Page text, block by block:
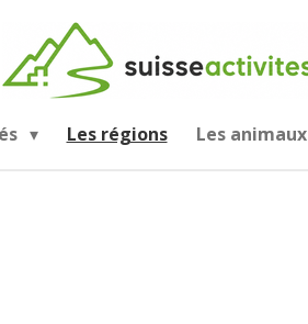
Les régions Les animaux